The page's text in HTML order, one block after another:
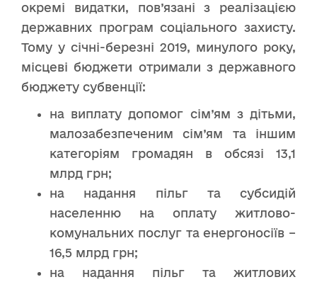
окремі видатки, пов’язані з реалізацією
державних програм соціального захисту.
Тому у січні-березні 2019, минулого року,
місцеві бюджети отримали з державного
бюджету субвенції:
на виплату допомог сім’ям з дітьми,
малозабезпеченим сім’ям та іншим
категоріям громадян в обсязі 13,1
млрд грн;
на надання пільг та субсидій
населенню на оплату житлово-
комунальних послуг та енергоносіїв –
16,5 млрд грн;
на надання пільг та житлових